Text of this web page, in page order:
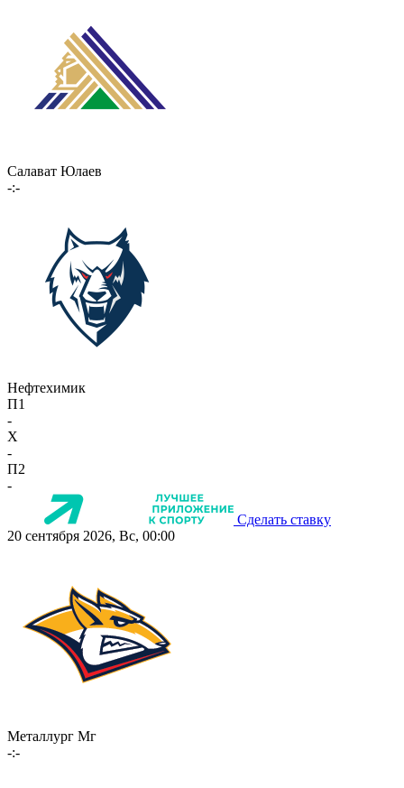
Салават Юлаев
-:-
Нефтехимик
П1
-
X
-
П2
-
Сделать ставку
20 сентября 2026, Вс, 00:00
Металлург Мг
-:-